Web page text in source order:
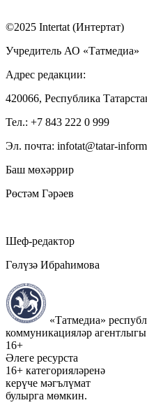
©2025 Intertat (Интертат)
Учредитель АО «Татмедиа»
Адрес редакции:
420066, Республика
Тел.: +7 843 222 0 999
Эл. почта: infotat@tatar-
Баш мөхәррир
Рөстәм Гәрәев
Шеф-редактор
Гөлүзә Ибраһимова
«Татмедиа»
коммуникацияләр
16+
Әлеге ресурста
16+ категорияләренә
керүче мәгълүмат
булырга мөмкин.